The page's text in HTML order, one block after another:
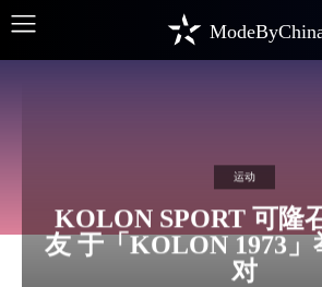
运动
KOLON SPORT 可隆
友 于「KOLON 1973」
对